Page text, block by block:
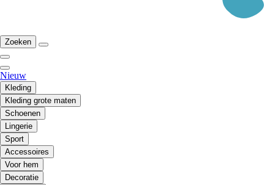
Zoeken
Nieuw
Kleding
Kleding grote maten
Schoenen
Lingerie
Sport
Accessoires
Voor hem
Decoratie